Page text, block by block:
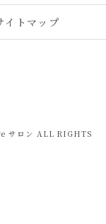
イトマップ
サロン ALL RIGHTS